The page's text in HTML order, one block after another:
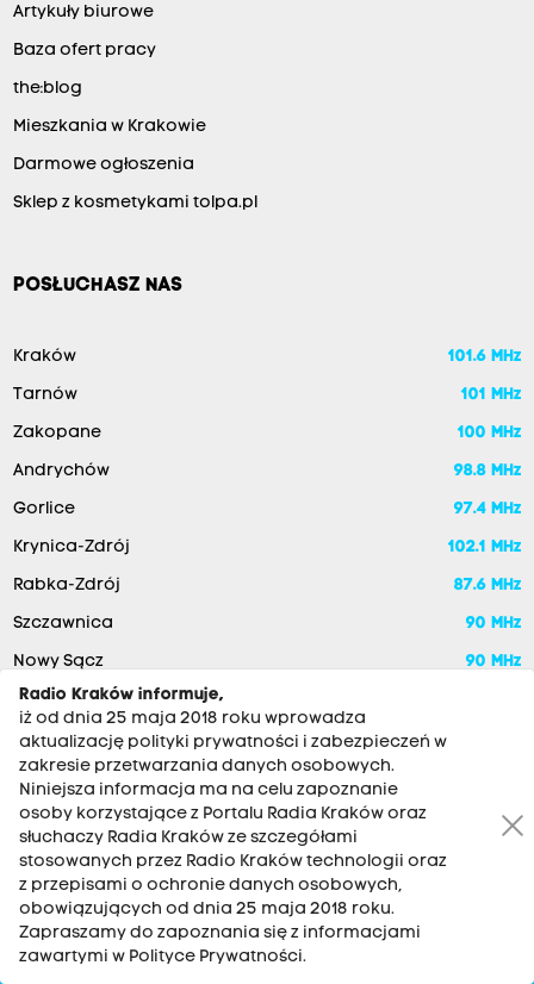
Artykuły biurowe
Baza ofert pracy
the:blog
Mieszkania w Krakowie
Darmowe ogłoszenia
Sklep z kosmetykami tolpa.pl
POSŁUCHASZ NAS
Kraków 101.6 MHz
Tarnów 101 MHz
Zakopane 100 MHz
Andrychów 98.8 MHz
Gorlice 97.4 MHz
Krynica-Zdrój 102.1 MHz
Rabka-Zdrój 87.6 MHz
Szczawnica 90 MHz
Nowy Sącz 90 MHz
RADIO KRAKÓW SA. Aleja Juliusza Słowackiego 22, 30-007
Kraków
Antena: 12 200 33 33
Radio Kraków informuje,
iż od dnia 25 maja 2018 roku wprowadza
aktualizację polityki prywatności i zabezpieczeń w
zakresie przetwarzania danych osobowych.
Niniejsza informacja ma na celu zapoznanie
osoby korzystające z Portalu Radia Kraków oraz
słuchaczy Radia Kraków ze szczegółami
stosowanych przez Radio Kraków technologii oraz
z przepisami o ochronie danych osobowych,
obowiązujących od dnia 25 maja 2018 roku.
Zapraszamy do zapoznania się z informacjami
zawartymi w Polityce Prywatności.